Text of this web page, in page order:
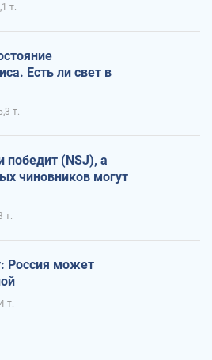
т.
Есть ли свет в
т.
победит (NSJ), а
чиновников могут
т.
Россия может
т.